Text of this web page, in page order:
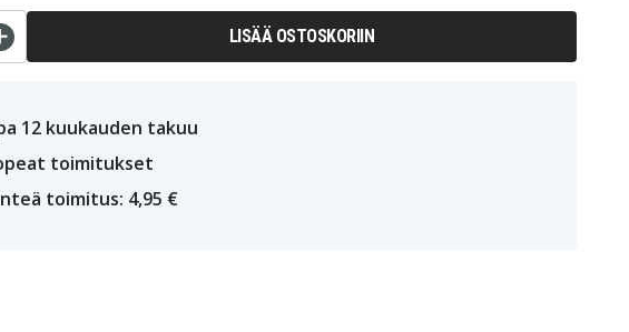
LISÄÄ OSTOSKORIIN
12 kuukauden takuu
toimitukset
toimitus: 4,95 €